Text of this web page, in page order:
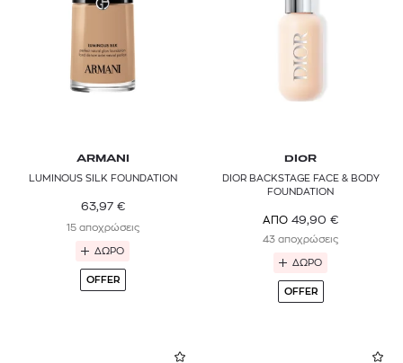
ARMANI
LUMINOUS SILK FOUNDATION
63,97 €
15 αποχρώσεις
ΔΩΡΟ
OFFER
DIOR
DIOR BACKSTAGE FACE & BODY
FOUNDATION
ΑΠΟ 49,90 €
43 αποχρώσεις
ΔΩΡΟ
OFFER